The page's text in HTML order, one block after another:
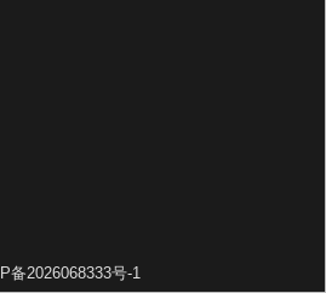
备2026068333号-1